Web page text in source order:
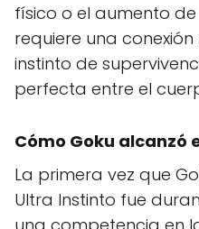
físico o el aumento
requiere una
instinto de
perfecta entre el
Cómo Goku alcanzó
La primera vez que
Ultra Instinto fue